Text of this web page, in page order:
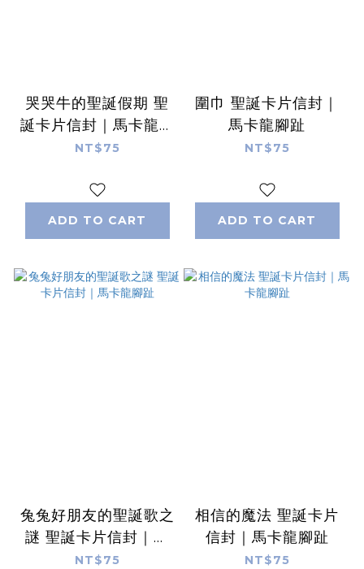
哭哭牛的聖誕假期 聖
誕卡片信封｜馬卡龍腳
趾
NT$75
ADD TO CART
圍巾 聖誕卡片信封｜
馬卡龍腳趾
NT$75
ADD TO CART
兔兔好朋友的聖誕歌之
謎 聖誕卡片信封｜馬
卡龍腳趾
NT$75
相信的魔法 聖誕卡片
信封｜馬卡龍腳趾
NT$75